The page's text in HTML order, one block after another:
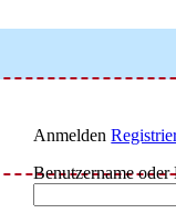
Anmelden
Benutzername